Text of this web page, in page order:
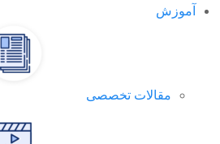
آموزش
مقالات تخصصی